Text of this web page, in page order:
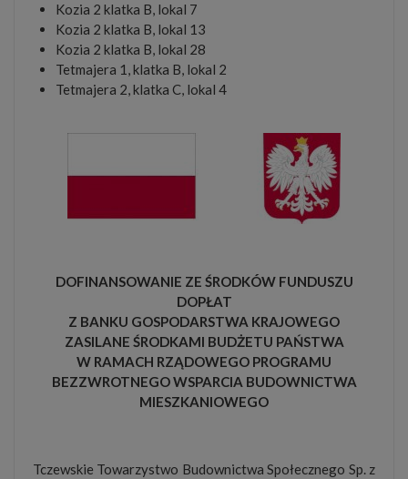
Kozia 2 klatka B, lokal 7
Kozia 2 klatka B, lokal 13
Kozia 2 klatka B, lokal 28
Tetmajera 1, klatka B, lokal 2
Tetmajera 2, klatka C, lokal 4
DOFINANSOWANIE ZE ŚRODKÓW FUNDUSZU
DOPŁAT
Z BANKU GOSPODARSTWA KRAJOWEGO
ZASILANE ŚRODKAMI BUDŻETU PAŃSTWA
W RAMACH RZĄDOWEGO PROGRAMU
BEZZWROTNEGO WSPARCIA BUDOWNICTWA
MIESZKANIOWEGO
Tczewskie Towarzystwo Budownictwa Społecznego Sp. z